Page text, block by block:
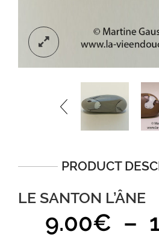
PRODUCT
LE SANTON L’ÂNE
9.00€ –